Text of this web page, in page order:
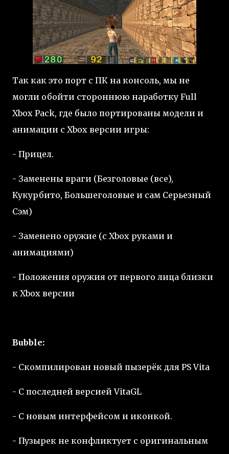
Так как это порт с ПК на консоль, мы не
могли обойти стороннюю наработку Full
Xbox Pack, где было портированы модели и
анимации с Xbox версии игры:
- Прицел.
- Заменены враги (Безголовые (все),
Кукурбито, Большеголовые и сам Серьезный
Сэм)
- Заменено оружие (с Хbox руками и
анимациями)
- Положения оружия от первого лица близки
к Xbox версии
Bubble:
- Скомпилирован новый пызерёк для PS Vita
- С последней версией VitaGL
- С новым интерфейсом и иконкой.
- Пузырек не конфликтует с оригинальным